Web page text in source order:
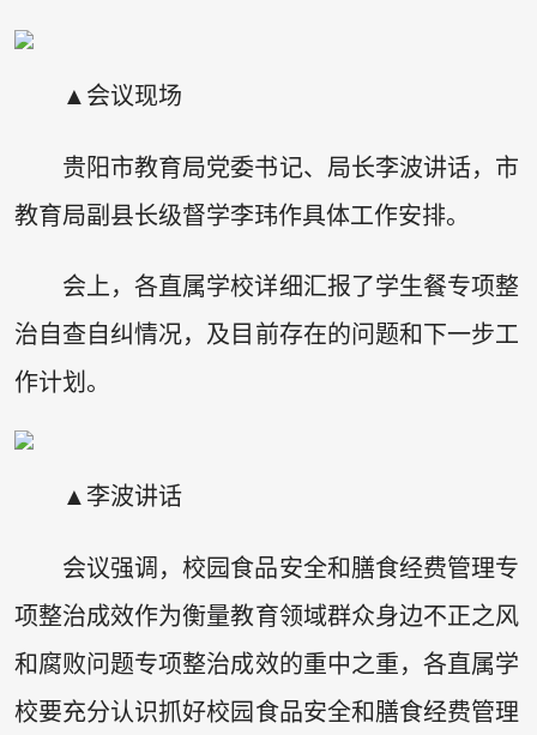
▲会议现场
贵阳市教育局党委书记、局长李波讲话，市
教育局副县长级督学李玮作具体工作安排。
会上，各直属学校详细汇报了学生餐专项整
治自查自纠情况，及目前存在的问题和下一步工
作计划。
▲李波讲话
会议强调，校园食品安全和膳食经费管理专
项整治成效作为衡量教育领域群众身边不正之风
和腐败问题专项整治成效的重中之重，各直属学
校要充分认识抓好校园食品安全和膳食经费管理